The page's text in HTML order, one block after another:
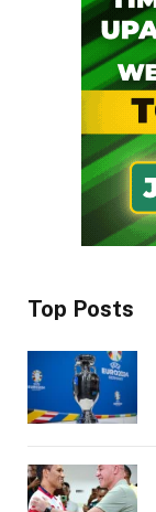
Top Posts